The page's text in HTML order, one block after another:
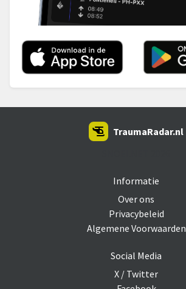
Informatie
Over ons
Privacybeleid
Algemene Voorwaarden
Social Media
X / Twitter
TraumaRadar.nl